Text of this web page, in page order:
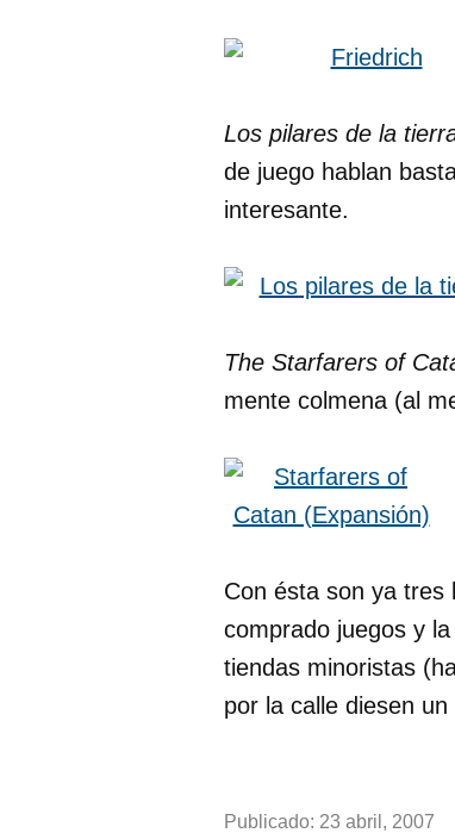
Los pilares de la
de juego hablan
interesante.
The Starfarers of
mente colmena (al
Con ésta son ya tres
comprado juegos y
tiendas minoristas
por la calle diesen
Publicado: 23 abril, 2007